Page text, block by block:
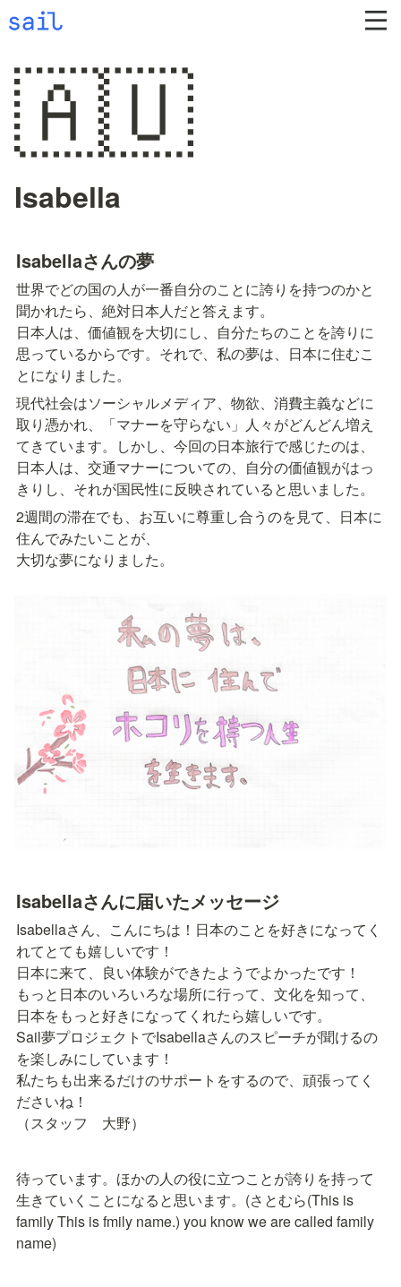
🇦🇺
Isabella
Isabellaさんの夢
世界でどの国の人が一番自分のことに誇りを持つのかと
聞かれたら、絶対日本人だと答えます。
日本人は、価値観を大切にし、自分たちのことを誇りに
思っているからです。それで、私の夢は、日本に住むこ
とになりました。
現代社会はソーシャルメディア、物欲、消費主義などに
取り憑かれ、「マナーを守らない」人々がどんどん増え
てきています。しかし、今回の日本旅行で感じたのは、
日本人は、交通マナーについての、自分の価値観がはっ
きりし、それが国民性に反映されていると思いました。
2週間の滞在でも、お互いに尊重し合うのを見て、日本に
住んでみたいことが、
大切な夢になりました。
Isabellaさんに届いたメッセージ
Isabellaさん、こんにちは！日本のことを好きになってく
れてとても嬉しいです！
日本に来て、良い体験ができたようでよかったです！
もっと日本のいろいろな場所に行って、文化を知って、
日本をもっと好きになってくれたら嬉しいです。
Sail夢プロジェクトでIsabellaさんのスピーチが聞けるの
を楽しみにしています！
私たちも出来るだけのサポートをするので、頑張ってく
ださいね！
（スタッフ　大野）
待っています。ほかの人の役に立つことが誇りを持って
生きていくことになると思います。(さとむら(This is
family This is fmily name.) you know we are called family
name)